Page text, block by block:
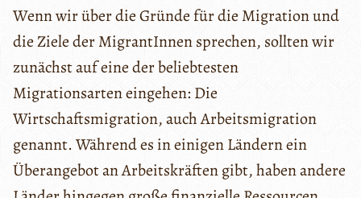
Wenn wir über die Gründe für die Migration und
die Ziele der MigrantInnen sprechen, sollten wir
zunächst auf eine der beliebtesten
Migrationsarten eingehen: Die
Wirtschaftsmigration, auch Arbeitsmigration
genannt. Während es in einigen Ländern ein
Überangebot an Arbeitskräften gibt, haben andere